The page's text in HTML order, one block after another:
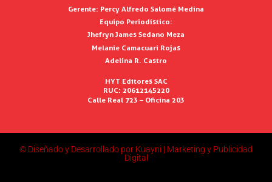
Gerente: Percy Alfredo Salomé Medina
Equipo Periodístico:
Jhefryn James Sedano Meza
Melanie Camacuari Rojas
Adelina R. Castro
HYT Editores SAC
RUC: 20612145220
Calle Real 723 – Oficina 203
© Diseñado y Desarrollado por Kuayni | Marketing y Publicidad
Digital